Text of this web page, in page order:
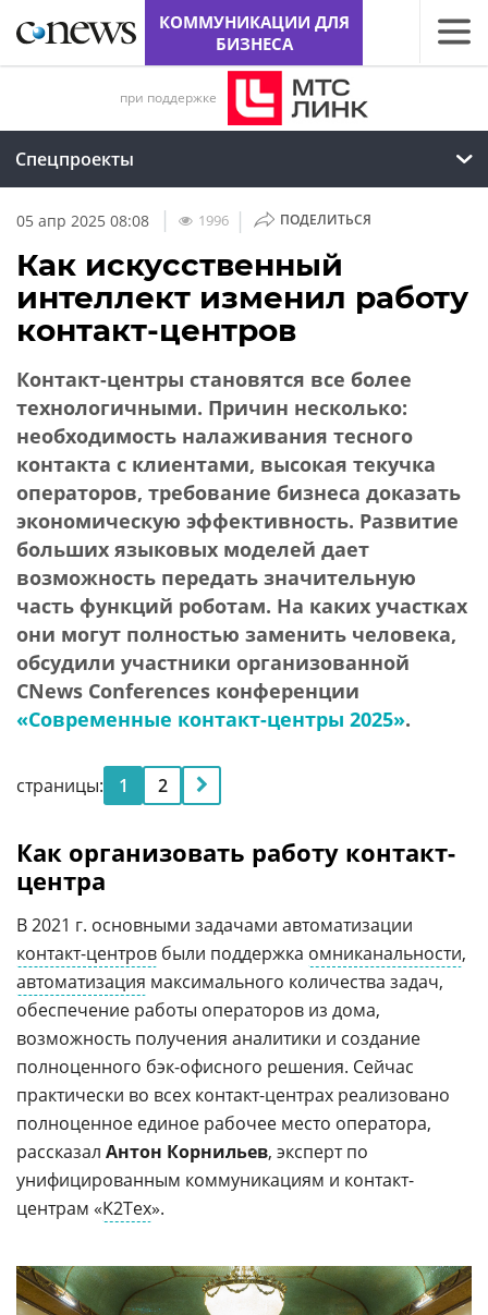
КОММУНИКАЦИИ ДЛЯ
БИЗНЕСА
при поддержке
Спецпроекты
05 апр 2025 08:08 | 1996 | ПОДЕЛИТЬСЯ
Как искусственный
интеллект изменил работу
контакт-центров
Контакт-центры становятся все более
технологичными. Причин несколько:
необходимость налаживания тесного
контакта с клиентами, высокая текучка
операторов, требование бизнеса доказать
экономическую эффективность. Развитие
больших языковых моделей дает
возможность передать значительную
часть функций роботам. На каких участках
они могут полностью заменить человека,
обсудили участники организованной
CNews Conferences конференции
«Современные контакт-центры 2025».
страницы: 1 2
Как организовать работу контакт-
центра
В 2021 г. основными задачами автоматизации
контакт-центров были поддержка омниканальности,
автоматизация максимального количества задач,
обеспечение работы операторов из дома,
возможность получения аналитики и создание
полноценного бэк-офисного решения. Сейчас
практически во всех контакт-центрах реализовано
полноценное единое рабочее место оператора,
рассказал Антон Корнильев, эксперт по
унифицированным коммуникациям и контакт-
центрам «K2Тех».